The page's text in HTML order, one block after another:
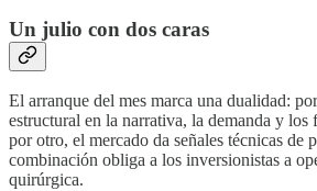
Un julio con dos caras
El arranque del mes marca una dualidad:
estructural en la narrativa, la demanda y los
por otro, el mercado da señales técnicas de
combinación obliga a los inversionistas a
quirúrgica.